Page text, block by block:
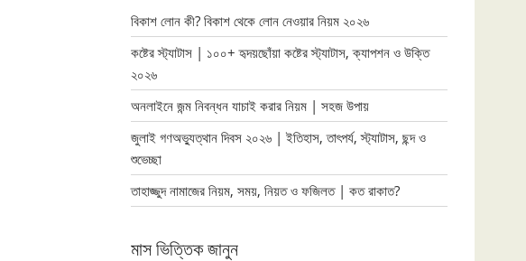
বিকাশ লোন কী? বিকাশ থেকে লোন নেওয়ার নিয়ম ২০২৬
কষ্টের স্ট্যাটাস | ১০০+ হৃদয়ছোঁয়া কষ্টের স্ট্যাটাস, ক্যাপশন ও উক্তি
২০২৬
অনলাইনে জন্ম নিবন্ধন যাচাই করার নিয়ম | সহজ উপায়
জুলাই গণঅভ্যুত্থান দিবস ২০২৬ | ইতিহাস, তাৎপর্য, স্ট্যাটাস, ছন্দ ও
শুভেচ্ছা
তাহাজ্জুদ নামাজের নিয়ম, সময়, নিয়ত ও ফজিলত | কত রাকাত?
মাস ভিত্তিক জানুন